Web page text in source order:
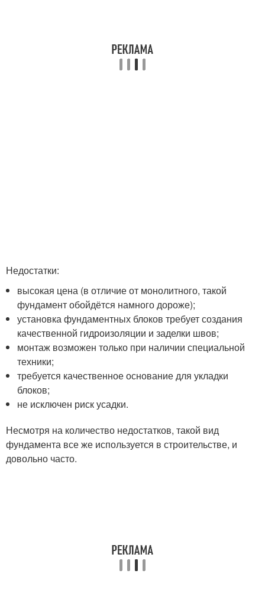
Недостатки:
высокая цена (в отличие от монолитного, такой
фундамент обойдётся намного дороже);
установка фундаментных блоков требует создания
качественной гидроизоляции и заделки швов;
монтаж возможен только при наличии специальной
техники;
требуется качественное основание для укладки
блоков;
не исключен риск усадки.
Несмотря на количество недостатков, такой вид
фундамента все же используется в строительстве, и
довольно часто.